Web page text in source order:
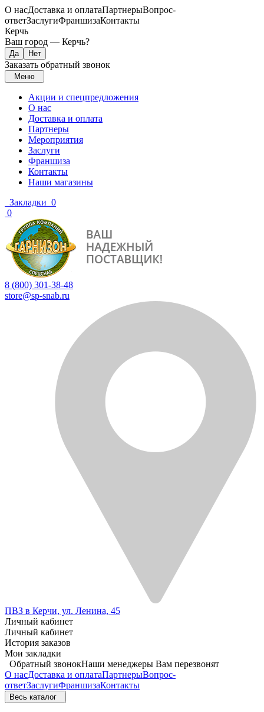
О насДоставка и оплатаПартнерыВопрос-
ответЗаслугиФраншизаКонтакты
Керчь
Ваш город — Керчь?
Заказать обратный звонок
Меню
Акции и спецпредложения
О нас
Доставка и оплата
Партнеры
Мероприятия
Заслуги
Франшиза
Контакты
Наши магазины
Закладки 0
0
8 (800) 301-38-48
store@sp-snab.ru
ПВЗ в Керчи, ул. Ленина, 45
Личный кабинет
Личный кабинет
История заказов
Мои закладки
Обратный звонокНаши менеджеры Вам перезвонят
О насДоставка и оплатаПартнерыВопрос-
ответЗаслугиФраншизаКонтакты
Весь каталог